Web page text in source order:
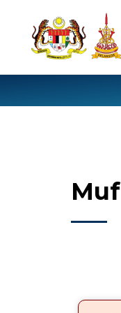
content